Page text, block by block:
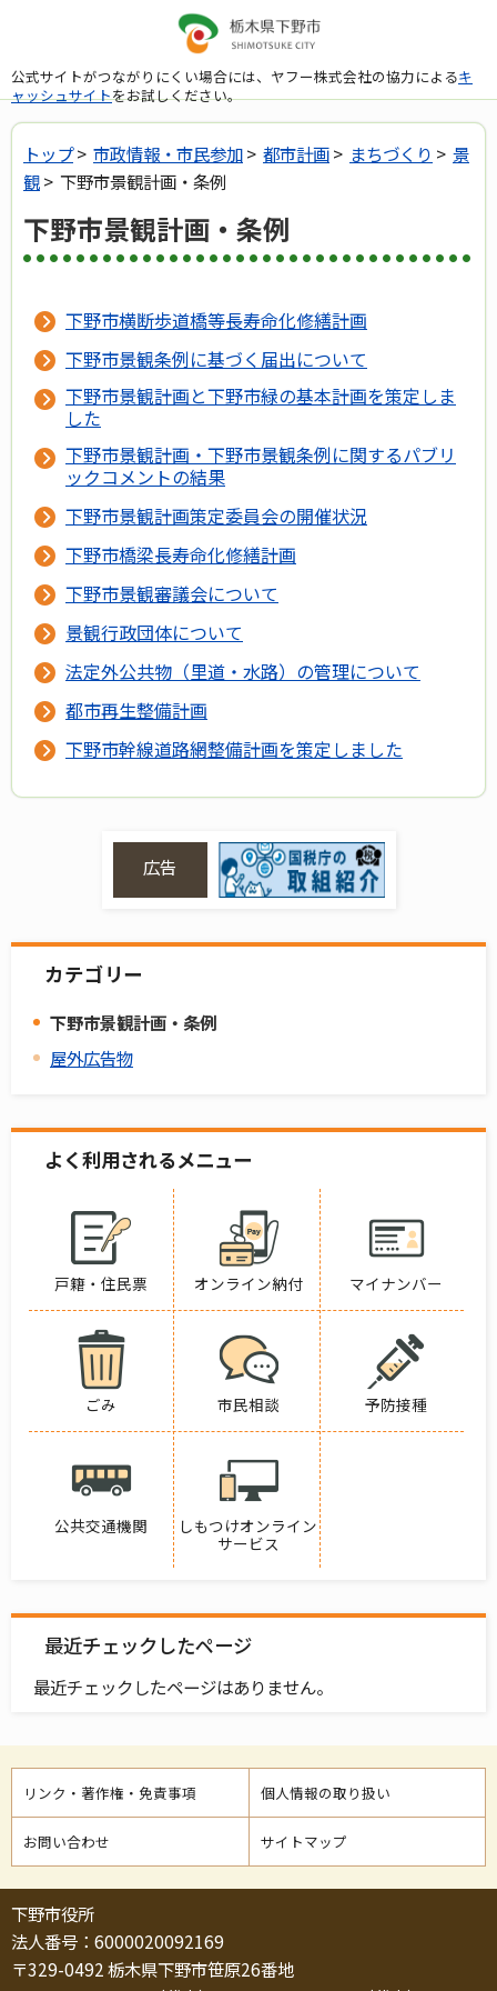
公式サイトがつながりにくい場合には、ヤフー株式会社の協力によるキ
ャッシュサイトをお試しください。
トップ> 市政情報・市民参加> 都市計画> まちづくり > 景
観> 下野市景観計画・条例
下野市景観計画・条例
下野市横断歩道橋等長寿命化修繕計画
下野市景観条例に基づく届出について
下野市景観計画と下野市緑の基本計画を策定しま
した
下野市景観計画・下野市景観条例に関するパブリ
ックコメントの結果
下野市景観計画策定委員会の開催状況
下野市橋梁長寿命化修繕計画
下野市景観審議会について
景観行政団体について
法定外公共物（里道・水路）の管理について
都市再生整備計画
下野市幹線道路網整備計画を策定しました
広告
カテゴリー
下野市景観計画・条例
屋外広告物
よく利用されるメニュー
戸籍・住民票 オンライン納付 マイナンバー
ごみ 市民相談 予防接種
公共交通機関
しもつけオンライン
サービス
最近チェックしたページ
最近チェックしたページはありません。
リンク・著作権・免責事項 個人情報の取り扱い
お問い合わせ サイトマップ
下野市役所
法人番号：6000020092169
〒329-0492 栃木県下野市笹原26番地